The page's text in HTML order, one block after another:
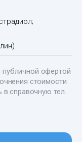
офертой
стоимости
в справочную тел.